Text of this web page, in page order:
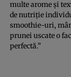
multe arome și
de nutriție
smoothie-uri,
prunei uscate o
perfectă.”